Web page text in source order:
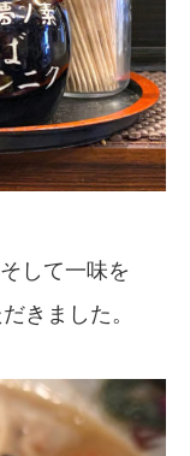
して一味を
きました。